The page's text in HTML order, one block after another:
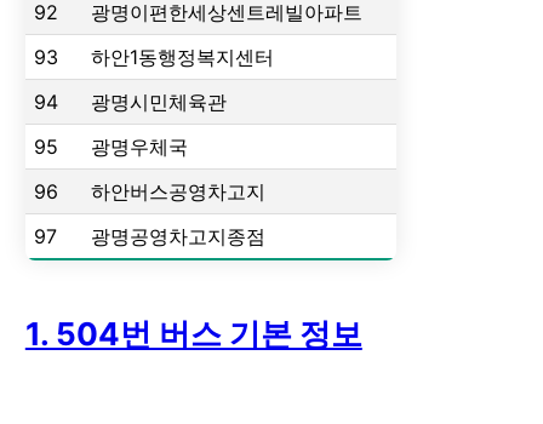
92
광명이편한세상센트레빌아파트
93
하안1동행정복지센터
94
광명시민체육관
95
광명우체국
96
하안버스공영차고지
97
광명공영차고지종점
1. 504번 버스 기본 정보